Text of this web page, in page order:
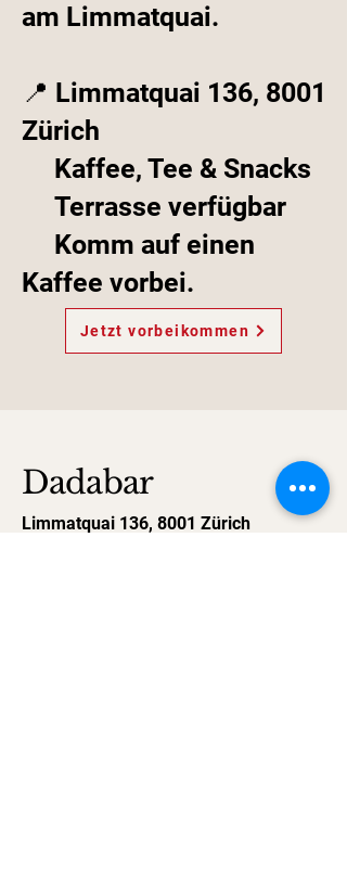
am Limmatquai.
📍 Limmatquai 136, 8001
Zürich
Kaffee, Tee & Snacks
Terrasse verfügbar
Komm auf einen
Kaffee vorbei.
Jetzt vorbeikommen
Dadabar
Limmatquai 136, 8001 Zürich